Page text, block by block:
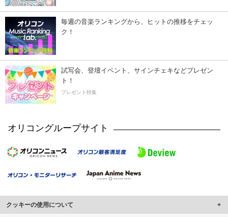
毎週の音楽ランキングから、ヒットの推移をチェッ
ク！
試写会、登壇イベント、サインチェキなどプレゼン
ト！
プレゼント特集
オリコングループサイト
クッキーの使用について